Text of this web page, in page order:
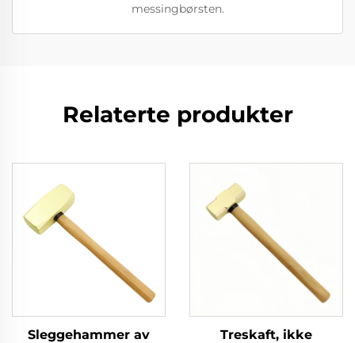
messingbørsten.
Relaterte produkter
Sleggehammer av
Treskaft, ikke